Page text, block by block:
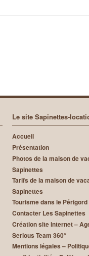
Le site Sapinettes-
Accueil
Présentation
Photos de la maison de
Sapinettes
Tarifs de la maison de
Sapinettes
Tourisme dans le
Contacter Les Sapinettes
Création site internet –
Serious Team 360°
Mentions légales –